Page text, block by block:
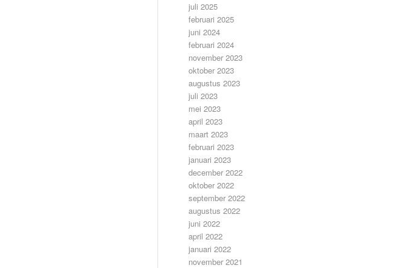
juli 2025
februari 2025
juni 2024
februari 2024
november 2023
oktober 2023
augustus 2023
juli 2023
mei 2023
april 2023
maart 2023
februari 2023
januari 2023
december 2022
oktober 2022
september 2022
augustus 2022
juni 2022
april 2022
januari 2022
november 2021